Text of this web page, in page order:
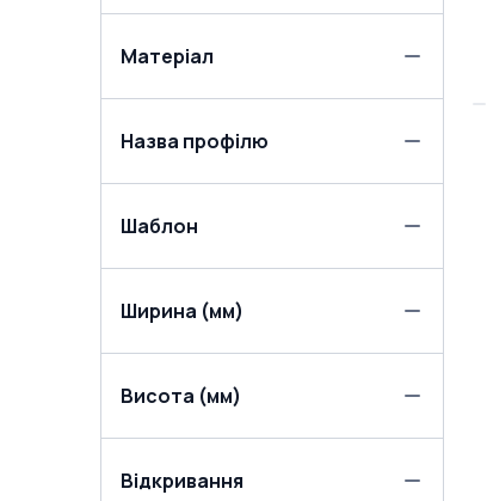
Матеріал
Назва профілю
Шаблон
Ширина (мм)
Висота (мм)
Відкривання